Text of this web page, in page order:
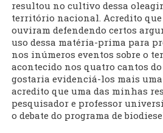
resultou no cultivo dessa
território nacional. Acredito
ouviram defendendo certos
uso dessa matéria-prima para
nos inúmeros eventos sobre o
acontecido nos quatro cantos
gostaria evidenciá-los mais
acredito que uma das minhas
pesquisador e professor
o debate do programa de